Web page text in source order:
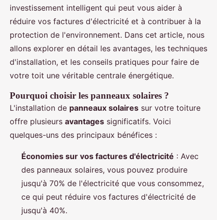
investissement intelligent qui peut vous aider à
réduire vos factures d'électricité et à contribuer à la
protection de l'environnement. Dans cet article, nous
allons explorer en détail les avantages, les techniques
d'installation, et les conseils pratiques pour faire de
votre toit une véritable centrale énergétique.
Pourquoi choisir les panneaux solaires ?
L'installation de panneaux solaires sur votre toiture
offre plusieurs avantages significatifs. Voici
quelques-uns des principaux bénéfices :
Économies sur vos factures d'électricité : Avec
des panneaux solaires, vous pouvez produire
jusqu'à 70% de l'électricité que vous consommez,
ce qui peut réduire vos factures d'électricité de
jusqu'à 40%.